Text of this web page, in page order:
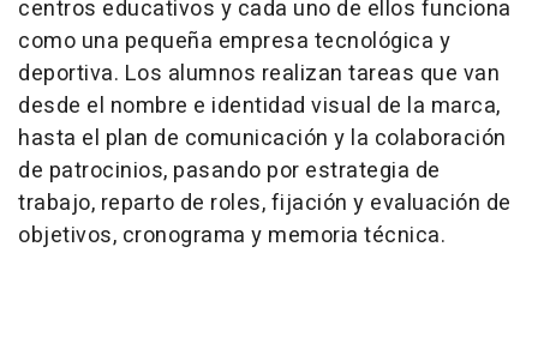
centros educativos y cada uno de ellos funciona
como una pequeña empresa tecnológica y
deportiva. Los alumnos realizan tareas que van
desde el nombre e identidad visual de la marca,
hasta el plan de comunicación y la colaboración
de patrocinios, pasando por estrategia de
trabajo, reparto de roles, fijación y evaluación de
objetivos, cronograma y memoria técnica.